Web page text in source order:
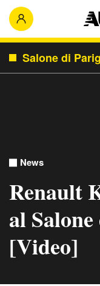
Salone di
News
Renault
al
[Video]